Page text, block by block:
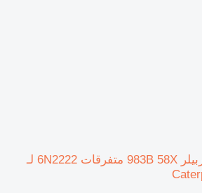
عمود الكامات لكل: كاتربيلر 983B 58X متفرقات 6N2222 لـ